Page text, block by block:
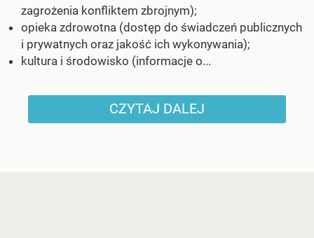
zagrożenia konfliktem zbrojnym);
opieka zdrowotna (dostęp do świadczeń publicznych
i prywatnych oraz jakość ich wykonywania);
kultura i środowisko (informacje o...
CZYTAJ DALEJ